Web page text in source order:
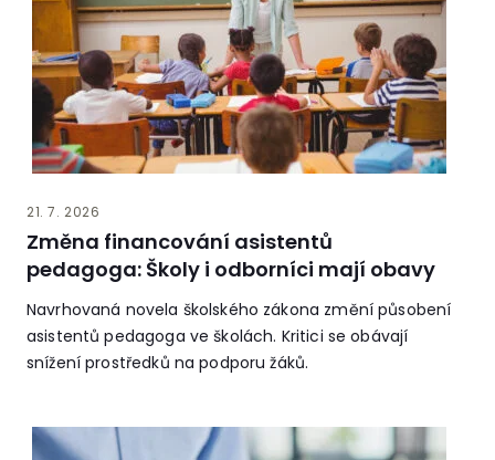
21. 7. 2026
Změna financování asistentů
pedagoga: Školy i odborníci mají obavy
Navrhovaná novela školského zákona změní působení
asistentů pedagoga ve školách. Kritici se obávají
snížení prostředků na podporu žáků.